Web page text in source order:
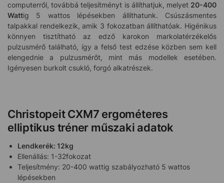
computerről, továbbá teljesítményt is állíthatjuk, melyet 20-400
Wattig 5 wattos lépésekben állíthatunk. Csúszásmentes
talpakkal rendelkezik, amik 3 fokozatban állíthatóak. Higénikus
könnyen tisztítható az edző karokon markolatérzékelős
pulzusmérő található, így a felső test edzése közben sem kell
elengednie a pulzusmérőt, mint más modellek esetében.
Igényesen burkolt csukló, forgó alkatrészek.
Christopeit CXM7 ergométeres
elliptikus tréner műszaki adatok
Lendkerék: 12kg
Ellenállás: 1-32fokozat
Teljesítmény: 20-400 wattig szabályozható 5 wattos
lépésekben